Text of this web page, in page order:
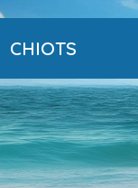
CHIOTS